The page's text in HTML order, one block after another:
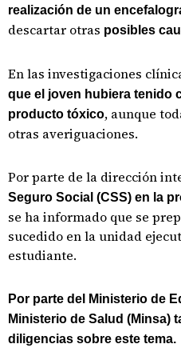
realización de un
descartar otras posibles
En las investigaciones
que el joven hubiera tenido
producto tóxico, aunque
otras averiguaciones.
Por parte de la dirección
Seguro Social (CSS) en la
se ha informado que se
sucedido en la unidad
estudiante.
Por parte del Ministerio de
Ministerio de Salud (Minsa)
diligencias sobre este tema.